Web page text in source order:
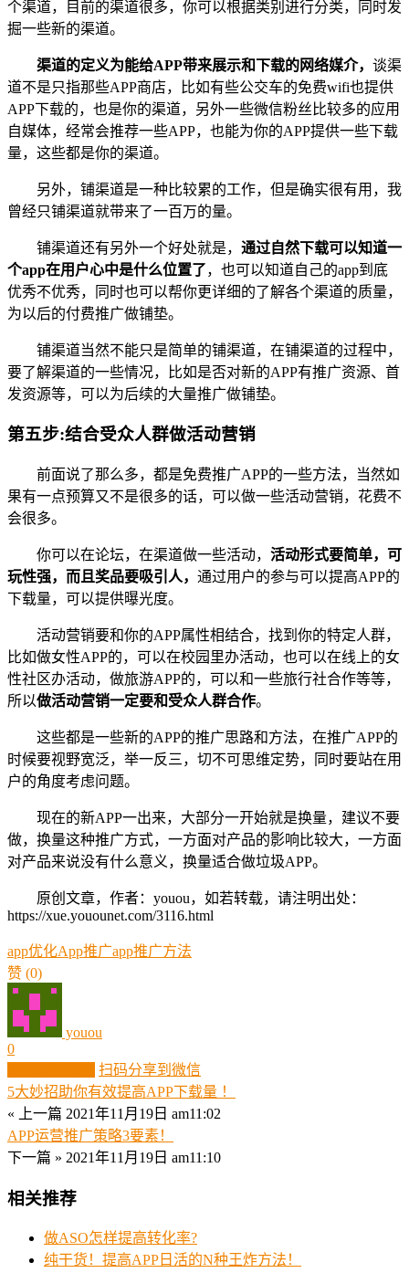
个渠道，目前的渠道很多，你可以根据类别进行分类，同时发
掘一些新的渠道。
渠道的定义为能给APP带来展示和下载的网络媒介， 谈渠
道不是只指那些APP商店，比如有些公交车的免费wifi也提供
APP下载的，也是你的渠道，另外一些微信粉丝比较多的应用
自媒体，经常会推荐一些APP，也能为你的APP提供一些下载
量，这些都是你的渠道。
另外，铺渠道是一种比较累的工作，但是确实很有用，我
曾经只铺渠道就带来了一百万的量。
铺渠道还有另外一个好处就是， 通过自然下载可以知道一
个app在用户心中是什么位置了，也可以知道自己的app到底
优秀不优秀，同时也可以帮你更详细的了解各个渠道的质量，
为以后的付费推广做铺垫。
铺渠道当然不能只是简单的铺渠道，在铺渠道的过程中，
要了解渠道的一些情况，比如是否对新的APP有推广资源、首
发资源等，可以为后续的大量推广做铺垫。
第五步:结合受众人群做活动营销
前面说了那么多，都是免费推广APP的一些方法，当然如
果有一点预算又不是很多的话，可以做一些活动营销，花费不
会很多。
你可以在论坛，在渠道做一些活动， 活动形式要简单，可
玩性强，而且奖品要吸引人， 通过用户的参与可以提高APP的
下载量，可以提供曝光度。
活动营销要和你的APP属性相结合，找到你的特定人群，
比如做女性APP的，可以在校园里办活动，也可以在线上的女
性社区办活动，做旅游APP的，可以和一些旅行社合作等等，
所以做活动营销一定要和受众人群合作。
这些都是一些新的APP的推广思路和方法，在推广APP的
时候要视野宽泛，举一反三，切不可思维定势，同时要站在用
户的角度考虑问题。
现在的新APP一出来，大部分一开始就是换量，建议不要
做，换量这种推广方式，一方面对产品的影响比较大，一方面
对产品来说没有什么意义，换量适合做垃圾APP。
原创文章，作者：youou，如若转载，请注明出处：
https://xue.youounet.com/3116.html
app优化App推广app推广方法
赞 (0)
youou
0
扫码分享到微信
5大妙招助你有效提高APP下载量 ！
« 上一篇 2021年11月19日 am11:02
APP运营推广策略3要素！
下一篇 » 2021年11月19日 am11:10
相关推荐
做ASO怎样提高转化率?
纯干货！提高APP日活的N种王炸方法！